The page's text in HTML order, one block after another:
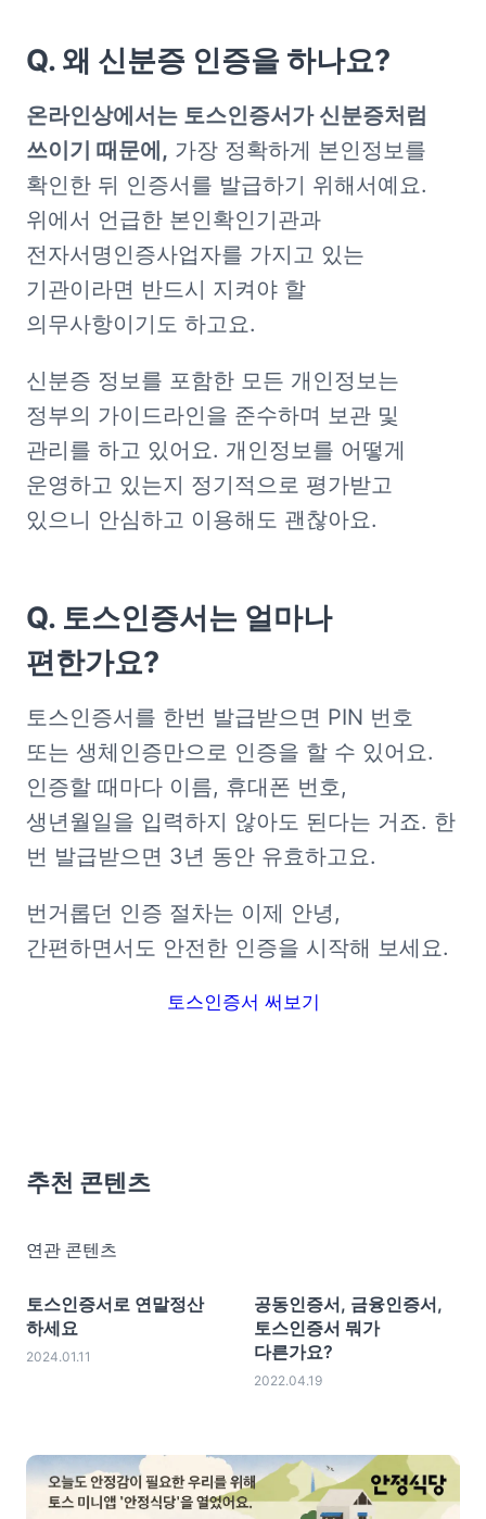
Q. 왜 신분증 인증을 하나요?
온라인상에서는 토스인증서가 신분증처럼
쓰이기 때문에, 가장 정확하게 본인정보를
확인한 뒤 인증서를 발급하기 위해서예요.
위에서 언급한 본인확인기관과
전자서명인증사업자를 가지고 있는
기관이라면 반드시 지켜야 할
의무사항이기도 하고요.
신분증 정보를 포함한 모든 개인정보는
정부의 가이드라인을 준수하며 보관 및
관리를 하고 있어요. 개인정보를 어떻게
운영하고 있는지 정기적으로 평가받고
있으니 안심하고 이용해도 괜찮아요.
Q. 토스인증서는 얼마나
편한가요?
토스인증서를 한번 발급받으면 PIN 번호
또는 생체인증만으로 인증을 할 수 있어요.
인증할 때마다 이름, 휴대폰 번호,
생년월일을 입력하지 않아도 된다는 거죠. 한
번 발급받으면 3년 동안 유효하고요.
번거롭던 인증 절차는 이제 안녕,
간편하면서도 안전한 인증을 시작해 보세요.
토스인증서 써보기
추천 콘텐츠
연관 콘텐츠
토스인증서로 연말정산
하세요
2024.01.11
공동인증서, 금융인증서,
토스인증서 뭐가
다른가요?
2022.04.19